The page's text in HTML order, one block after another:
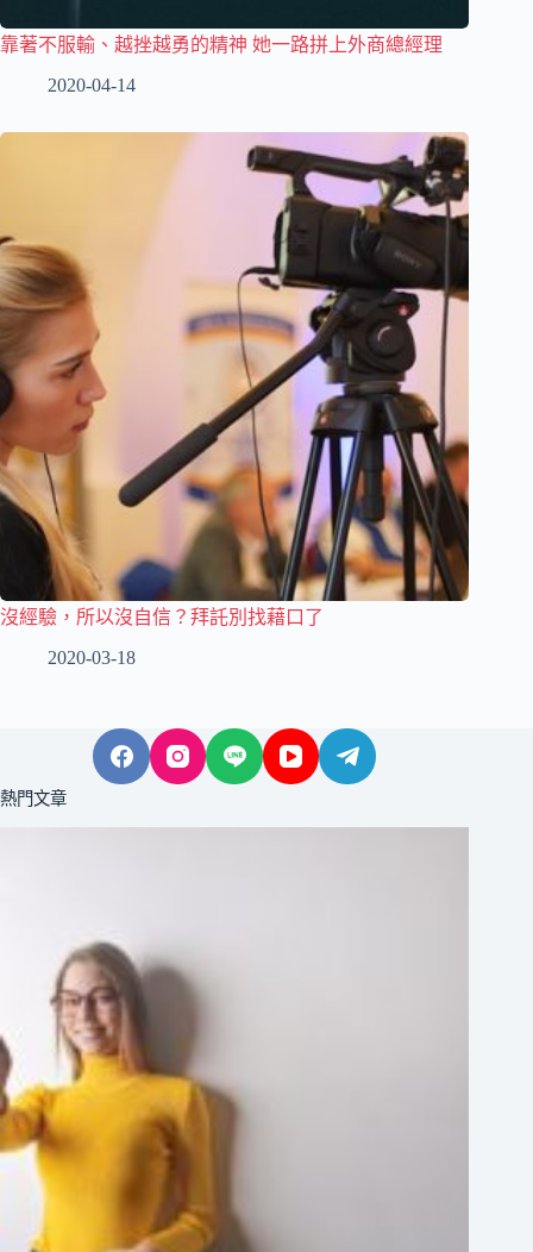
靠著不服輸、越挫越勇的精神 她一路拼上外商總經理
2020-04-14
沒經驗，所以沒自信？拜託別找藉口了
2020-03-18
熱門文章